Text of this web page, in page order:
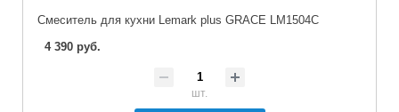
Cмеситель для кухни Lemark plus GRACE LM1504C
4 390 руб.
шт.